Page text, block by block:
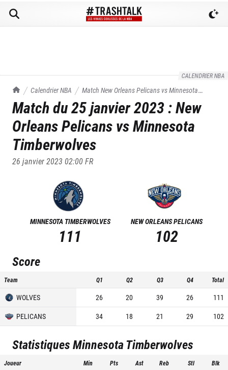
CALENDRIER NBA
TrashTalk Actu NBA
Calendrier NBA Match New Orleans Pelicans vsMinnesota
Timberwolves
du25/01/2023
Match du25 janvier 2023:New
Orleans Pelicans vsMinnesota
Timberwolves
26 janvier 2023 02:00FR
MINNESOTA TIMBERWOLVES
111
NEW ORLEANS PELICANS
102
Score
Team Q1 Q2 Q3 Q4 Total
WOLVES 26 20 39 26
111
PELICANS
34 18 21 29 102
StatistiquesMinnesota Timberwolves
Joueur Min Pts Ast Reb Stl Blk